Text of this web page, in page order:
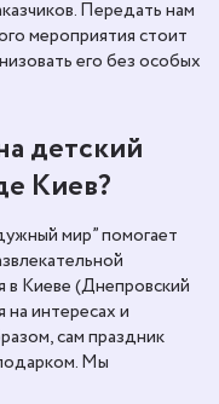
Передать нам
мероприятия стоит
его без особых
детский
Киев?
мир” помогает
в Киеве (Днепровский
интересах и
сам праздник
Мы